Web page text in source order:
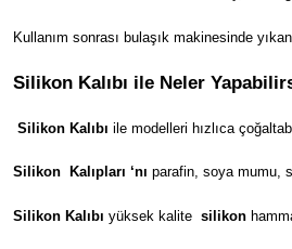
Kullanım sonrası bulaşık makinesinde
Silikon Kalıbı ile Neler
Silikon Kalıbı ile modelleri hızlıca
Silikon Kalıpları ‘nı parafin, soya mumu,
Silikon Kalıbı yüksek kalite silikon